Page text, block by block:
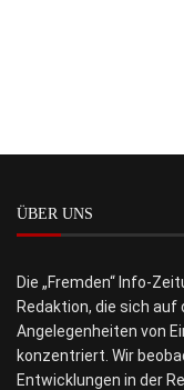
ÜBER UNS
Die „Fremden“ Info-
Redaktion, die sich
Angelegenheiten von
konzentriert. Wir
Entwicklungen in der